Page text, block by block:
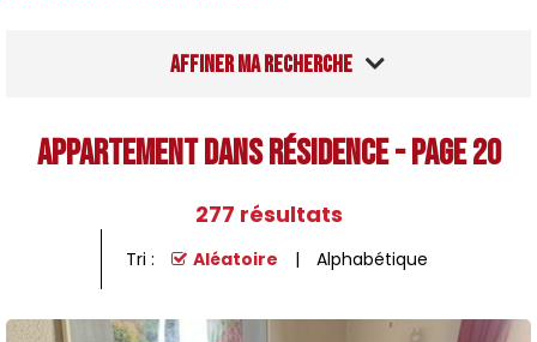
Affiner ma recherche
Appartement dans résidence - Page 20
277 résultats
Tri : Aléatoire Alphabétique